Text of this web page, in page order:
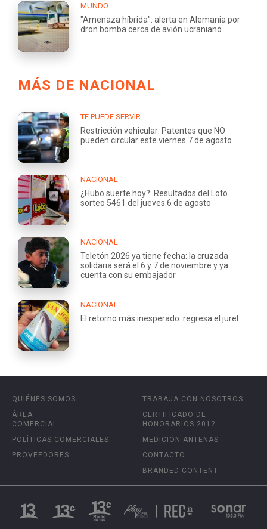
MUNDO
"Amenaza híbrida": alerta en Alemania por
dron bomba cerca de avión ucraniano
MÁS DE NACIONAL
TE PUEDE SERVIR
Restricción vehicular: Patentes que NO
pueden circular este viernes 7 de agosto
NACIONAL
¿Hubo suerte hoy?: Resultados del Loto
sorteo 5461 del jueves 6 de agosto
NACIONAL
Teletón 2026 ya tiene fecha: la cruzada
solidaria será el 6 y 7 de noviembre y ya
cuenta con su embajador
NACIONAL
El retorno más inesperado: regresa el jurel
QUIÉNES SOMOS
ÁREA
COMERCIAL
POLÍTICAS COMERCIALES
PROVEEDORES
TRABAJA CON NOSOTROS
CERTIFICADO DE
HONORARIOS 2012
MEDICIÓN ANTENAS
CONTACTO
BRANDED CONTENT